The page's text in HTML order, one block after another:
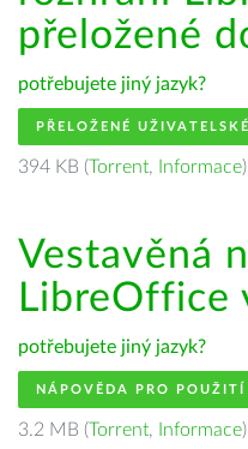
přeložené
potřebujete jiný jazyk?
PŘELOŽENÉ
394 KB (Torrent, Informace)
Vestavěná
LibreOffice
potřebujete jiný jazyk?
NÁPOVĚDA PRO POUŽITÍ
3.2 MB (Torrent, Informace)